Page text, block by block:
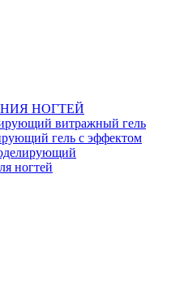
НОГТЕЙ
витражный гель
гель с эффектом
ногтей